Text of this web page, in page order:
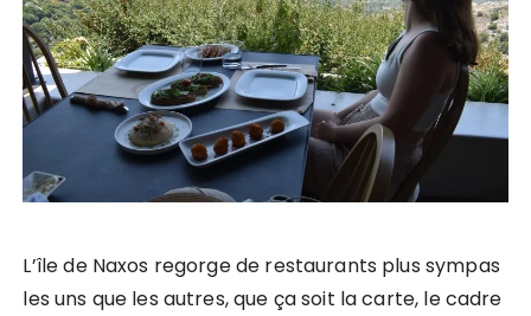
L’île de Naxos regorge de restaurants plus sympas
les uns que les autres, que ça soit la carte, le cadre